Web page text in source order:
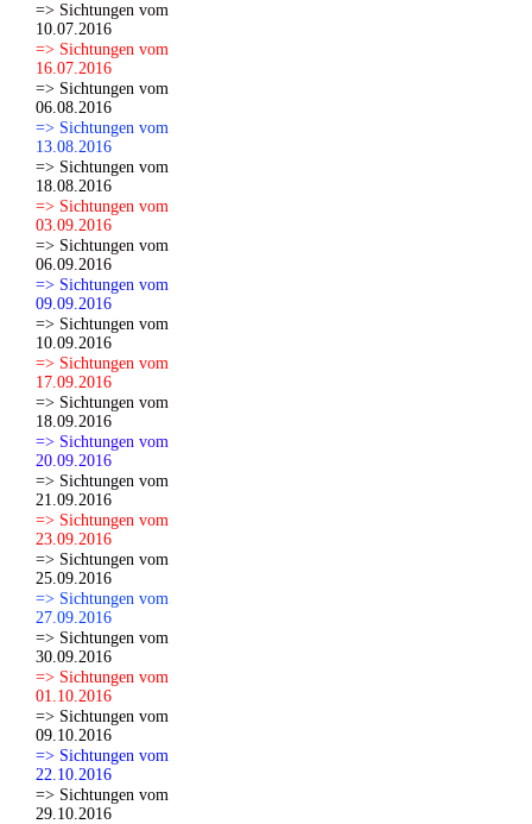
=> Sichtungen vom
10.07.2016
=> Sichtungen vom
16.07.2016
=> Sichtungen vom
06.08.2016
=> Sichtungen vom
13.08.2016
=> Sichtungen vom
18.08.2016
=> Sichtungen vom
03.09.2016
=> Sichtungen vom
06.09.2016
=> Sichtungen vom
09.09.2016
=> Sichtungen vom
10.09.2016
=> Sichtungen vom
17.09.2016
=> Sichtungen vom
18.09.2016
=> Sichtungen vom
20.09.2016
=> Sichtungen vom
21.09.2016
=> Sichtungen vom
23.09.2016
=> Sichtungen vom
25.09.2016
=> Sichtungen vom
27.09.2016
=> Sichtungen vom
30.09.2016
=> Sichtungen vom
01.10.2016
=> Sichtungen vom
09.10.2016
=> Sichtungen vom
22.10.2016
=> Sichtungen vom
29.10.2016